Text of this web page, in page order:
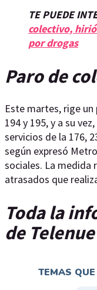
TE PUEDE
colectivo,
por drogas
Paro de
Este martes, rige
194 y 195, y a su
servicios de la 176,
según expresó
sociales. La medida
atrasados que
Toda la
de
TEMAS